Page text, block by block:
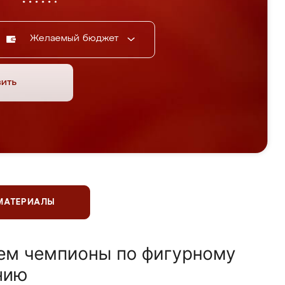
Желаемый бюджет
чемпионы по фигурному